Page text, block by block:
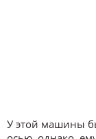
У этой машины